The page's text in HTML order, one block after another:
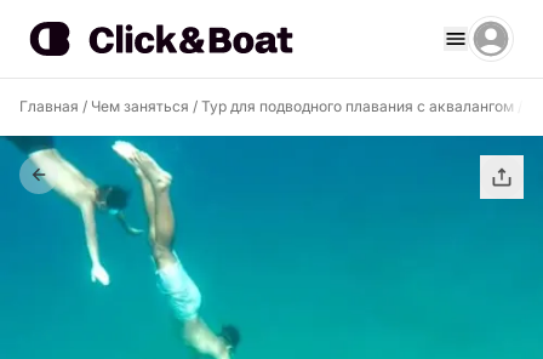
Главная / Чем заняться / Тур для подводного плавания с аквалангом